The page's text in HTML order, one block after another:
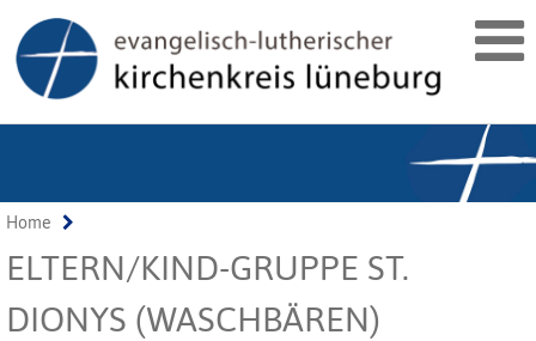
Home
ELTERN/KIND-GRUPPE ST.
DIONYS (WASCHBÄREN)